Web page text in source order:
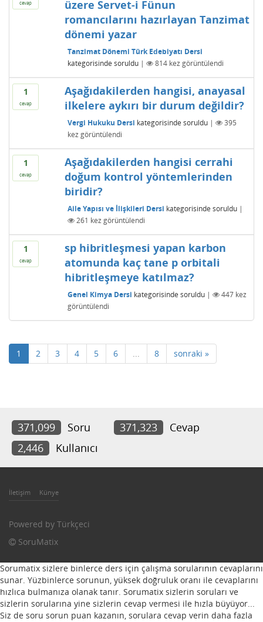
cevap
üzere Servet-i Fünun
romancılarını hazırlayan Tanzimat
dönemi yazar
Tanzimat Dönemi Türk Edebiyatı Dersi
kategorisinde soruldu | 814kez görüntülendi
1
cevap
Aşağıdakilerden hangisi, anayasal
ilkelere aykırı bir durum değildir?
Vergi Hukuku Dersi kategorisinde soruldu |
395
kez görüntülendi
1
cevap
Aşağıdakilerden hangisi cerrahi
doğum kontrol yöntemlerinden
biridir?
Aile Yapısı ve İlişkileri Dersi kategorisinde soruldu |
261 kez görüntülendi
1
cevap
sp hibritleşmesi yapan karbon
atomunda kaç tane p orbitali
hibritleşmeye katılmaz?
Genel Kimya Dersi kategorisinde soruldu | 447kez
görüntülendi
1 2 3 4 5 6 ... 8 sonraki »
371,099 Soru 371,323
Cevap
2,446
Kullanıcı
İletişim Künye
Powered by Türkçeci
SoruMatix
Sorumatix sizlere binlerce ders için çalışma sorularının cevaplarını
sunar. Yüzbinlerce sorunun, yüksek doğruluk oranı ile cevaplarını
hızlıca bulmanıza olanak tanır. Sorumatix sizlerin soruları ve
sizlerin sorularına yine sizlerin cevap vermesi ile hızla büyüyor...
Siz de soru sorun puan kazanın, sorulara cevap verin daha fazla